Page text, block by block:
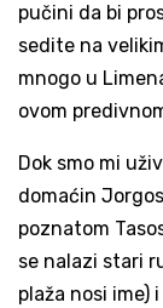
pučini da bi
sedite na
mnogo u
ovom
Dok smo mi
domaćin
poznatom
se nalazi stari
plaža nosi ime)